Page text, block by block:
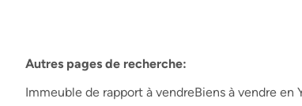
Autres pages de recherche:
Immeuble de rapport à vendreBiens à vendre en